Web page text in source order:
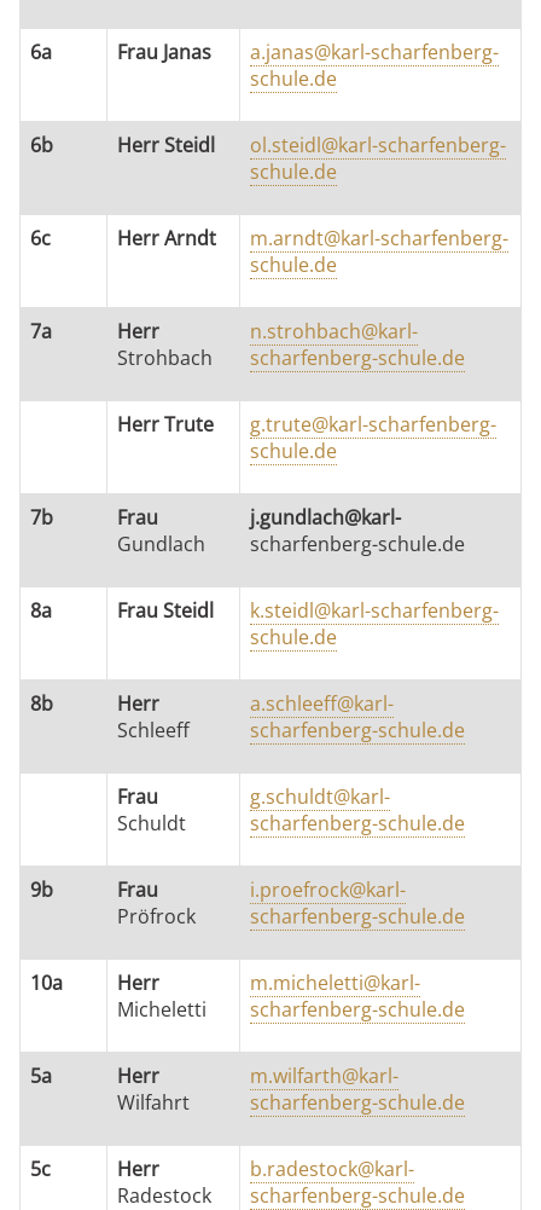
6a Frau Janas
a.janas@karl-scharfenberg-
schule.de
6b Herr Steidl
ol.steidl@karl-scharfenberg-
schule.de
6c Herr Arndt
m.arndt@karl-scharfenberg-
schule.de
7a
Herr
Strohbach
n.strohbach@karl-
scharfenberg-schule.de
Herr Trute
g.trute@karl-scharfenberg-
schule.de
7b
Frau
Gundlach
j.gundlach@karl-
scharfenberg-schule.de
8a Frau Steidl
k.steidl@karl-scharfenberg-
schule.de
8b
Herr
Schleeff
a.schleeff@karl-
scharfenberg-schule.de
Frau
Schuldt
g.schuldt@karl-
scharfenberg-schule.de
9b
Frau
Pröfrock
i.proefrock@karl-
scharfenberg-schule.de
10a
Herr
Micheletti
m.micheletti@karl-
scharfenberg-schule.de
5a
Herr
Wilfahrt
m.wilfarth@karl-
scharfenberg-schule.de
5c
Herr
Radestock
b.radestock@karl-
scharfenberg-schule.de